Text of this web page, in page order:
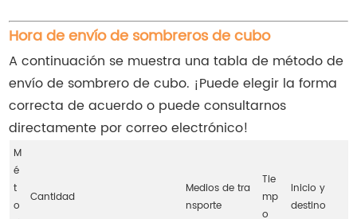
Hora de envío de sombreros de cubo
A continuación se muestra una tabla de método de
envío de sombrero de cubo. ¡Puede elegir la forma
correcta de acuerdo o puede consultarnos
directamente por correo electrónico!
M
é
t
o
Cantidad
Medios de tra
nsporte
Tie
mp
o
Inicio y
destino